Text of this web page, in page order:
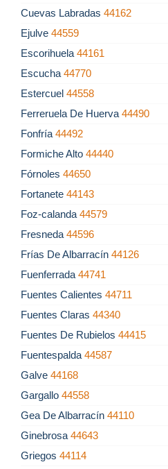
Cuevas Labradas 44162
Ejulve 44559
Escorihuela 44161
Escucha 44770
Estercuel 44558
Ferreruela De Huerva 44490
Fonfría 44492
Formiche Alto 44440
Fórnoles 44650
Fortanete 44143
Foz-calanda 44579
Fresneda 44596
Frías De Albarracín 44126
Fuenferrada 44741
Fuentes Calientes 44711
Fuentes Claras 44340
Fuentes De Rubielos 44415
Fuentespalda 44587
Galve 44168
Gargallo 44558
Gea De Albarracín 44110
Ginebrosa 44643
Griegos 44114